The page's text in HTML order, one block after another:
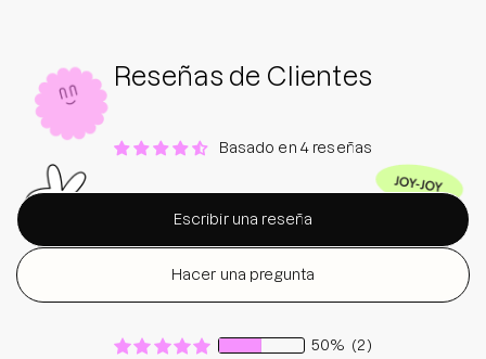
Reseñas de Clientes
Basado en 4 reseñas
Escribir una reseña
Hacer una pregunta
50% (2)